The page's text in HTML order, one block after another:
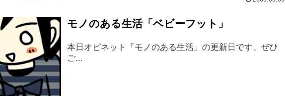
モノのある生活「ベビーフット」
本日オピネット「モノのある生活」の更新日です。ぜひ
ご...